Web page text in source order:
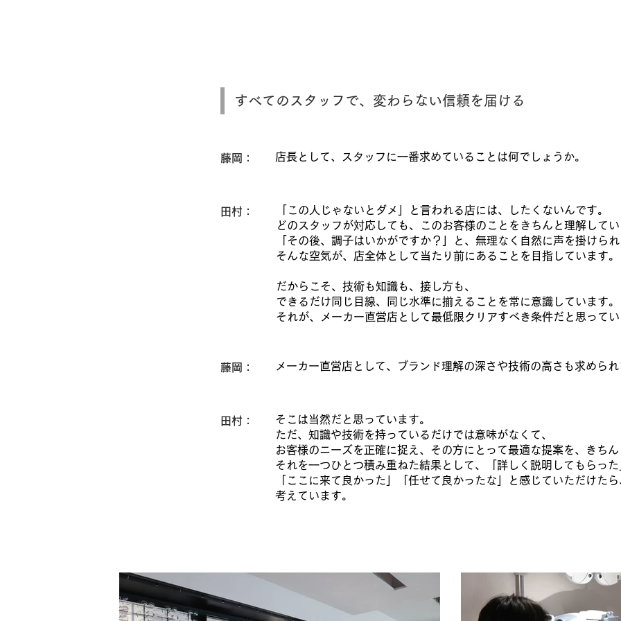
すべてのスタッフで、変わらない信頼を届ける
藤岡： 店長として、スタッフに一番求めていることは何でしょうか。
田村：
「この人じゃないとダメ」と言われる店には、したくないんです。
どのスタッフが対応しても、このお客様のことをきちんと理解してい
「その後、調子はいかがですか？」と、無理なく自然に声を掛けられ
そんな空気が、店全体として当たり前にあることを目指しています。
だからこそ、技術も知識も、接し方も、
できるだけ同じ目線、同じ水準に揃えることを常に意識しています。
それが、メーカー直営店として最低限クリアすべき条件だと思ってい
藤岡： メーカー直営店として、ブランド理解の深さや技術の高さも求められ
田村：
そこは当然だと思っています。
ただ、知識や技術を持っているだけでは意味がなくて、
お客様のニーズを正確に捉え、その方にとって最適な提案を、きちん
それを一つひとつ積み重ねた結果として、「詳しく説明してもらった
「ここに来て良かった」「任せて良かったな」と感じていただけた
考えています。